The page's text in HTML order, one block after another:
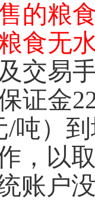
的粮
食无
交易
证金
/吨）
，以
账户